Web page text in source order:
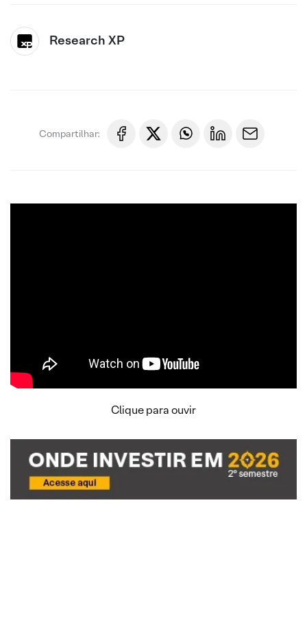
Research XP
Compartilhar:
Clique para ouvir